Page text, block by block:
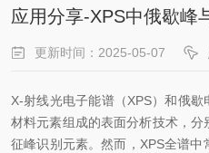
应用分享-XPS中俄歇峰
更新时间：2025-05-07
X-射线光电子能谱（XPS）和俄
材料元素组成的表面分析技术，
征峰识别元素。然而，XPS全谱